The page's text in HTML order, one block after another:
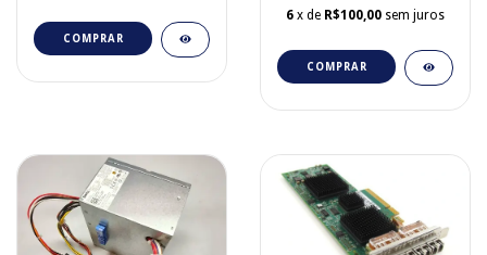
COMPRAR
6 x de R$100,00 sem juros
COMPRAR